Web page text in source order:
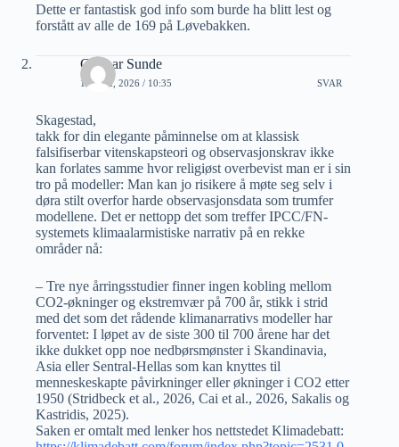
Dette er fantastisk god info som burde ha blitt lest og
forstått av alle de 169 på Løvebakken.
Gunnar Sunde
11 MAI, 2026 / 10:35 SVAR
Skagestad,
takk for din elegante påminnelse om at klassisk
falsifiserbar vitenskapsteori og observasjonskrav ikke
kan forlates samme hvor religiøst overbevist man er i sin
tro på modeller: Man kan jo risikere å møte seg selv i
døra stilt overfor harde observasjonsdata som trumfer
modellene. Det er nettopp det som treffer IPCC/FN-
systemets klimaalarmistiske narrativ på en rekke
områder nå:
– Tre nye årringsstudier finner ingen kobling mellom
CO2-økninger og ekstremvær på 700 år, stikk i strid
med det som det rådende klimanarrativs modeller har
forventet: I løpet av de siste 300 til 700 årene har det
ikke dukket opp noe nedbørsmønster i Skandinavia,
Asia eller Sentral-Hellas som kan knyttes til
menneskeskapte påvirkninger eller økninger i CO2 etter
1950 (Stridbeck et al., 2026, Cai et al., 2026, Sakalis og
Kastridis, 2025).
Saken er omtalt med lenker hos nettstedet Klimadebatt: